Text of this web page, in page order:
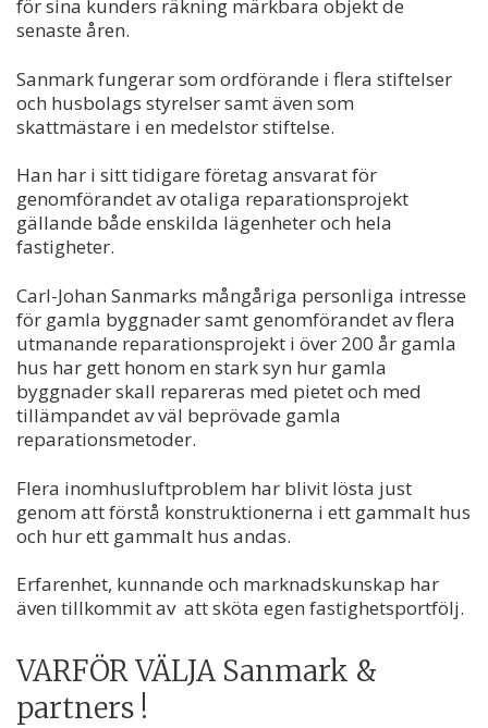
för sina kunders räkning märkbara objekt de
senaste åren.
Sanmark fungerar som ordförande i flera stiftelser
och husbolags styrelser samt även som
skattmästare i en medelstor stiftelse.
Han har i sitt tidigare företag ansvarat för
genomförandet av otaliga reparationsprojekt
gällande både enskilda lägenheter och hela
fastigheter.
Carl-Johan Sanmarks mångåriga personliga intresse
för gamla byggnader samt genomförandet av flera
utmanande reparationsprojekt i över 200 år gamla
hus har gett honom en stark syn hur gamla
byggnader skall repareras med pietet och med
tillämpandet av väl beprövade gamla
reparationsmetoder.
Flera inomhusluftproblem har blivit lösta just
genom att förstå konstruktionerna i ett gammalt hus
och hur ett gammalt hus andas.
Erfarenhet, kunnande och marknadskunskap har
även tillkommit av att sköta egen fastighetsportfölj.
VARFÖR VÄLJA Sanmark &
partners !